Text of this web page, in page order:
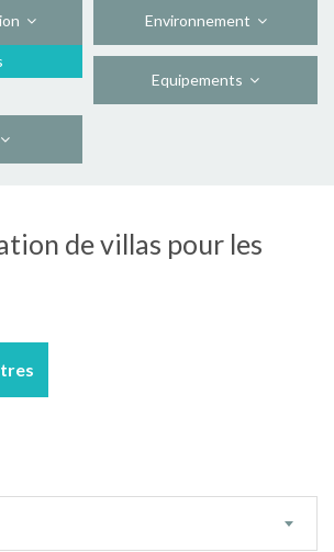
Environnement
Equipements
de villas pour les